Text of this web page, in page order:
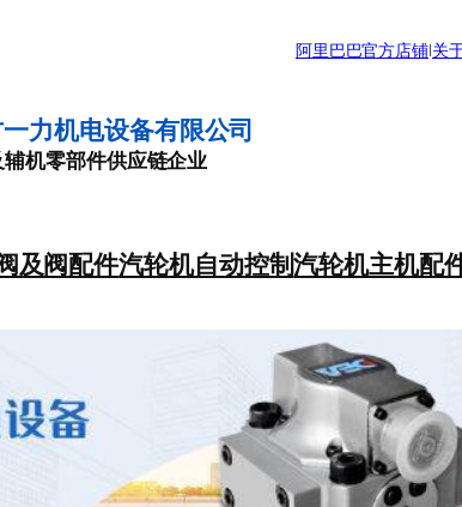
阿里巴巴官方店铺|关
力机电设备有限公司
机零部件供应链企业
及阀配件汽轮机自动控制汽轮机主机配